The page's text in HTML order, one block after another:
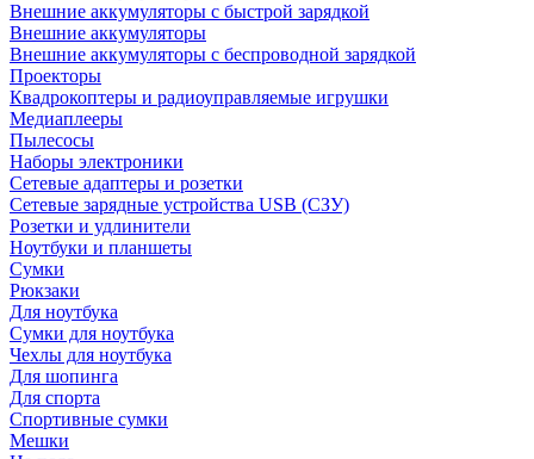
Внешние аккумуляторы с быстрой зарядкой
Внешние аккумуляторы
Внешние аккумуляторы с беспроводной зарядкой
Проекторы
Квадрокоптеры и радиоуправляемые игрушки
Медиаплееры
Пылесосы
Наборы электроники
Сетевые адаптеры и розетки
Сетевые зарядные устройства USB (СЗУ)
Розетки и удлинители
Ноутбуки и планшеты
Сумки
Рюкзаки
Для ноутбука
Сумки для ноутбука
Чехлы для ноутбука
Для шопинга
Для спорта
Спортивные сумки
Мешки